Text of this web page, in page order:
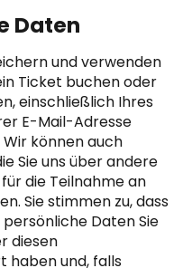
Daten
und verwenden
Ticket buchen oder
einschließlich Ihres
E-Mail-Adresse
können auch
Sie uns über andere
die Teilnahme an
Sie stimmen zu, dass
Daten Sie
diesen
haben und, falls